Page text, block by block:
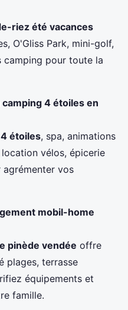
riez été vacances
O'Gliss Park, mini-golf,
camping pour toute la
4 étoiles en
étoiles, spa, animations
vélos, épicerie
vos
mobil-home
pinède vendée offre
plages, terrasse
équipements et
famille.